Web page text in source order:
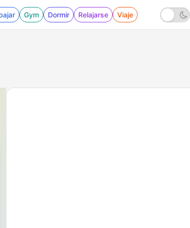
Gym Dormir Relajarse Viaje
de oro y los 3 osos